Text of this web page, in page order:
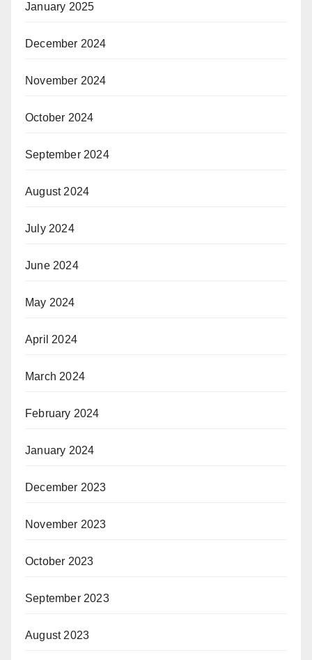
January 2025
December 2024
November 2024
October 2024
September 2024
August 2024
July 2024
June 2024
May 2024
April 2024
March 2024
February 2024
January 2024
December 2023
November 2023
October 2023
September 2023
August 2023